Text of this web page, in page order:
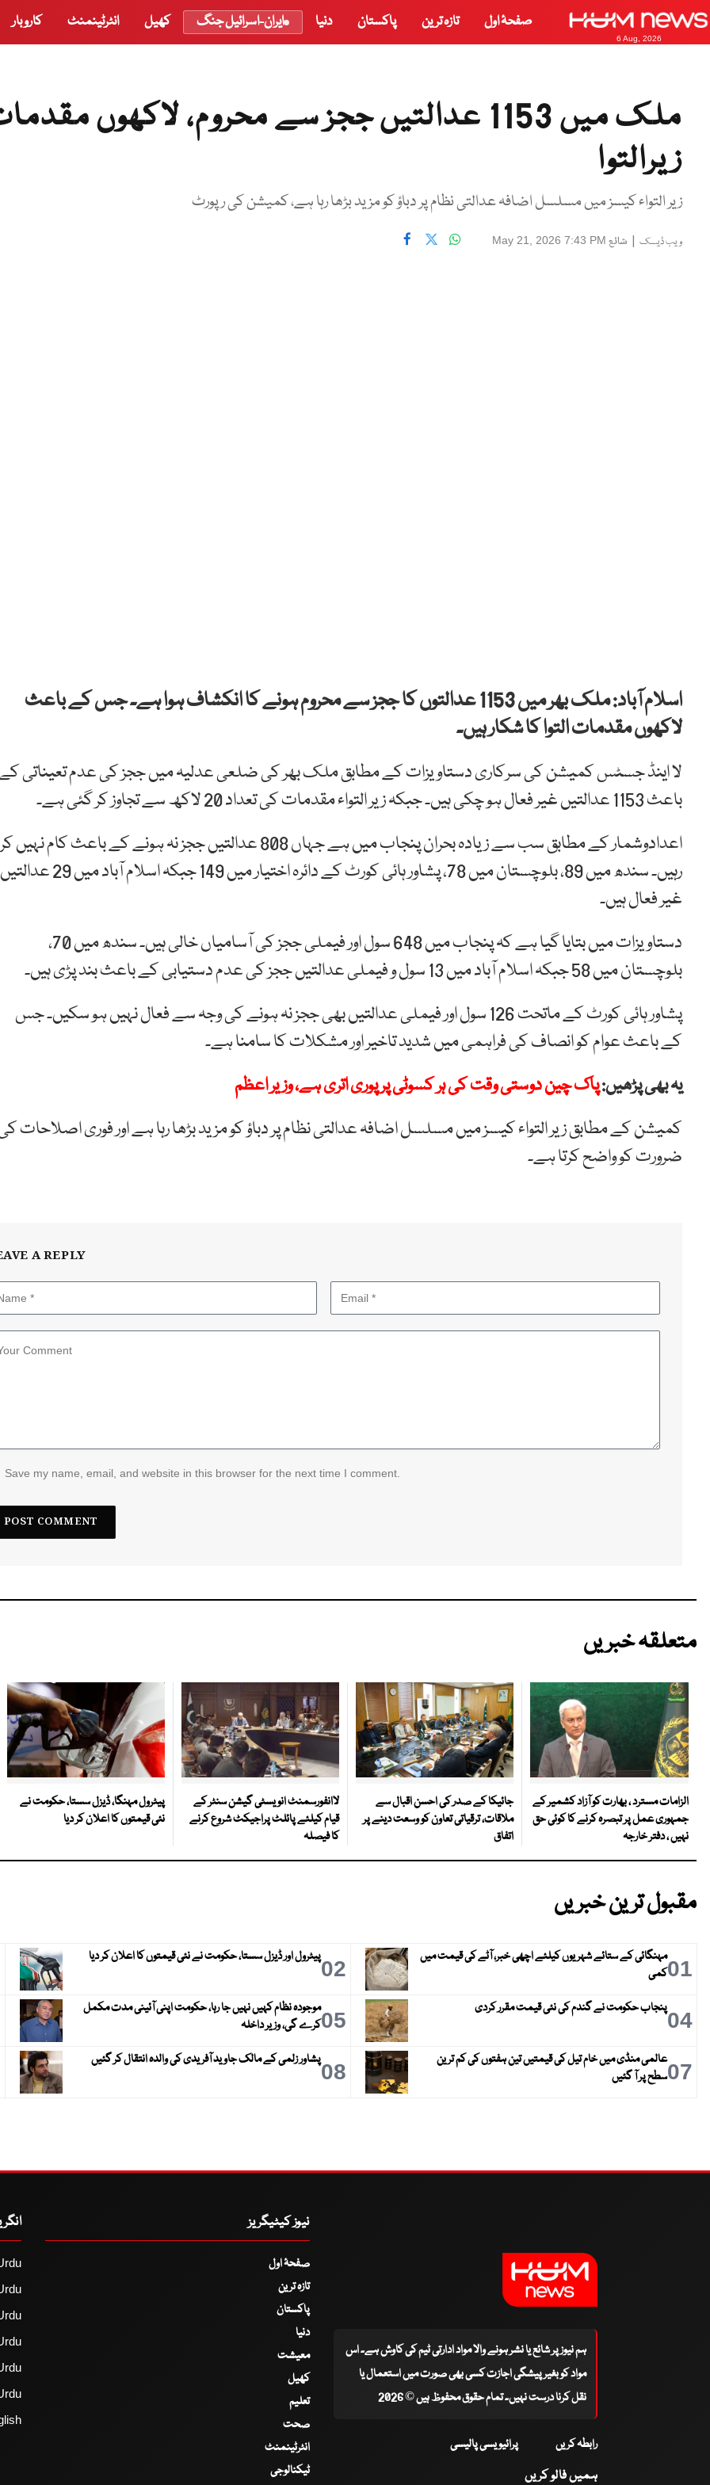
6 Aug, 2026
صفحۂ اول تازہ ترین پاکستان دنیا ایران-اسرائیل جنگ کھیل انٹرٹینمنٹ کاروبار
ملک میں 1153 عدالتیں ججز سے محروم، لاکھوں
زیرالتوا
زیر التواء کیسز میں مسلسل اضافہ عدالتی نظام پر دباؤ کو مزید بڑھا رہا ہے، کمیشن کی رپورٹ
ویب ڈیسک | شائع May 21, 2026 7:43 PM
اسلام آباد: ملک بھر میں 1153 عدالتوں کا ججز سے محروم ہونے کا انکشاف ہوا ہے۔ جس کے باعث
لاکھوں مقدمات التوا کا شکار ہیں۔
لا اینڈ جسٹس کمیشن کی سرکاری دستاویزات کے مطابق ملک بھر کی ضلعی عدلیہ میں ججز کی عدم تعیناتی
باعث 1153 عدالتیں غیر فعال ہو چکی ہیں۔ جبکہ زیر التواء مقدمات کی تعداد 20 لاکھ سے تجاوز کر گئی ہے۔
اعدادوشمار کے مطابق سب سے زیادہ بحران پنجاب میں ہے جہاں 808 عدالتیں ججز نہ ہونے کے باعث کام نہیں کر
رہیں۔ سندھ میں 89، بلوچستان میں 78، پشاور ہائی کورٹ کے دائرہ اختیار میں 149 جبکہ اسلام آباد میں 29 عدالتیں
غیر فعال ہیں۔
دستاویزات میں بتایا گیا ہے کہ پنجاب میں 648 سول اور فیملی ججز کی آسامیاں خالی ہیں۔ سندھ میں 70،
بلوچستان میں 58 جبکہ اسلام آباد میں 13 سول و فیملی عدالتیں ججز کی عدم دستیابی کے باعث بند پڑی ہیں۔
پشاور ہائی کورٹ کے ماتحت 126 سول اور فیملی عدالتیں بھی ججز نہ ہونے کی وجہ سے فعال نہیں ہو سکیں۔ جس
کے باعث عوام کو انصاف کی فراہمی میں شدید تاخیر اور مشکلات کا سامنا ہے۔
یہ بھی پڑھیں:پاک چین دوستی وقت کی ہر کسوٹی پر پوری اتری ہے، وزیر اعظم
کمیشن کے مطابق زیر التواء کیسز میں مسلسل اضافہ عدالتی نظام پر دباؤ کو مزید بڑھا رہا ہے اور فوری اصلاحات
ضرورت کو واضح کرتا ہے۔
A REPLY
Save my name, email, and website in this browser for the next time I comment.
متعلقہ خبریں
الزامات مسترد ، بھارت کو آزاد کشمیر کے
جمہوری عمل پر تبصرہ کرنے کا کوئی حق
نہیں ، دفتر خارجہ
جائیکا کے صدر کی احسن اقبال سے
ملاقات، ترقیاتی تعاون کو وسعت دینے پر
اتفاق
لاانفورسمنٹ انویسٹی گیشن سنٹر کے
قیام کیلئے پائلٹ پراجیکٹ شروع کرنے
کا فیصلہ
پیٹرول مہنگا، ڈیزل سستا، حکومت نے
نئی قیمتوں کا اعلان کر دیا
مقبول ترین خبریں
01مہنگائی کے ستائے شہریوں کیلئے اچھی خبر، آٹے کی قیمت میں
کمی
02پیٹرول اور ڈیزل سستا، حکومت نے نئی قیمتوں کا اعلان کر دیا
04پنجاب حکومت نے گندم کی نئی قیمت مقرر کردی 05موجودہ نظام کہیں نہیں جا رہا، حکومت اپنی آئینی مدت مکمل
کرے گی، وزیر داخلہ
07عالمی منڈی میں خام تیل کی قیمتیں تین ہفتوں کی کم ترین
سطح پر آ گئیں
08پشاور زلمی کے مالک جاوید آفریدی کی والدہ انتقال کر گئیں
ہم نیوز پر شائع یا نشر ہونے والا مواد ادارتی ٹیم کی کاوش ہے۔ اس
مواد کو بغیر پیشگی اجازت کسی بھی صورت میں استعمال یا
نقل کرنا درست نہیں۔ تمام حقوق محفوظ ہیں © 2026
رابطہ کریں پرائیویسی پالیسی
ہمیں فالو کریں
نیوز کیٹیگریز
صفحۂ اول
تازہ ترین
پاکستان
دنیا
معیشت
کھیل
تعلیم
صحت
انٹرٹینمنٹ
ٹیکنالوجی